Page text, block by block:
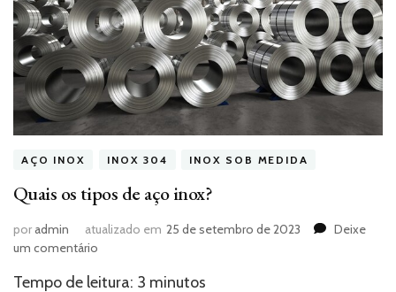
AÇO INOX INOX 304 INOX SOB MEDIDA
Quais os tipos de aço inox?
poradmin atualizado em 25 de setembro de 2023
Deixe
um comentário
os
Tempo de leitura: 3 minutos